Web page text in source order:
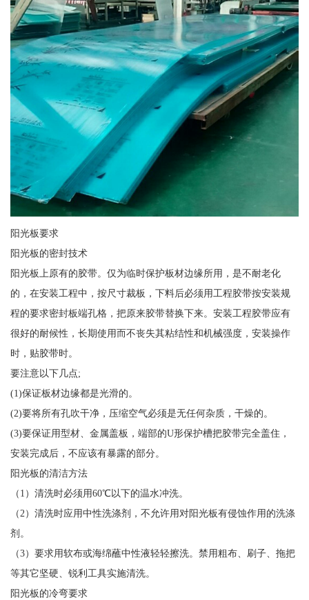
阳光板要求
阳光板的密封技术
阳光板上原有的胶带。仅为临时保护板材边缘所用，是不耐老化
的，在安装工程中，按尺寸裁板，下料后必须用工程胶带按安装规
程的要求密封板端孔格，把原来胶带替换下来。安装工程胶带应有
很好的耐候性，长期使用而不丧失其粘结性和机械强度，安装操作
时，贴胶带时。
要注意以下几点;
(1)保证板材边缘都是光滑的。
(2)要将所有孔吹干净，压缩空气必须是无任何杂质，干燥的。
(3)要保证用型材、金属盖板，端部的U形保护槽把胶带完全盖住，
安装完成后，不应该有暴露的部分。
阳光板的清洁方法
（1）清洗时必须用60℃以下的温水冲洗。
（2）清洗时应用中性洗涤剂，不允许用对阳光板有侵蚀作用的洗涤
剂。
（3）要求用软布或海绵蘸中性液轻轻擦洗。禁用粗布、刷子、拖把
等其它坚硬、锐利工具实施清洗。
阳光板的冷弯要求